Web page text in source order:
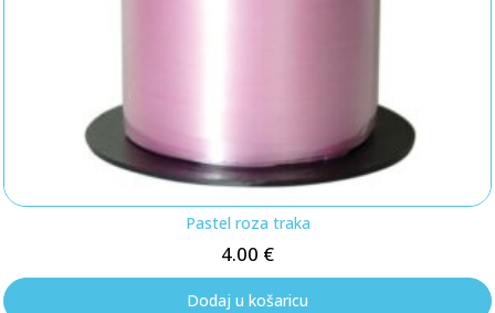
Pastel roza traka
4.00 €
Dodaj u košaricu